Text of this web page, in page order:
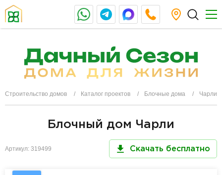
Строительство домов Каталог проектов Блочные дома Чарли
Блочный дом Чарли
Артикул: 319499 Скачать бесплатно